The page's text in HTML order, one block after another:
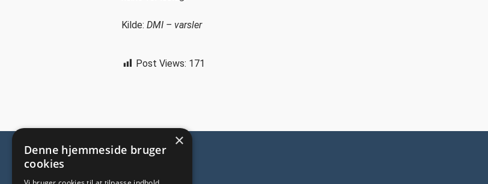
Kilde: DMI – varsler
Post Views: 171
×
Denne hjemmeside bruger
cookies